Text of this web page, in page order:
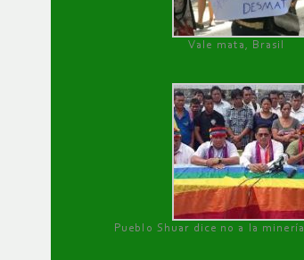
Vale mata, Brasil
Pueblo Shuar dice no a la